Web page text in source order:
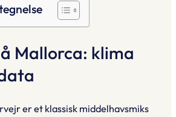
Mallorca: klima
er et klassisk middelhavsmiks